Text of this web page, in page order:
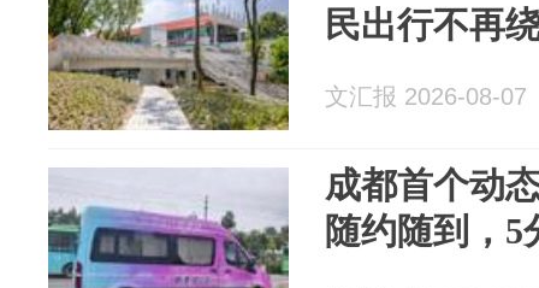
民出行不再
文汇报 2026-08-07
成都首个动
随约随到，5